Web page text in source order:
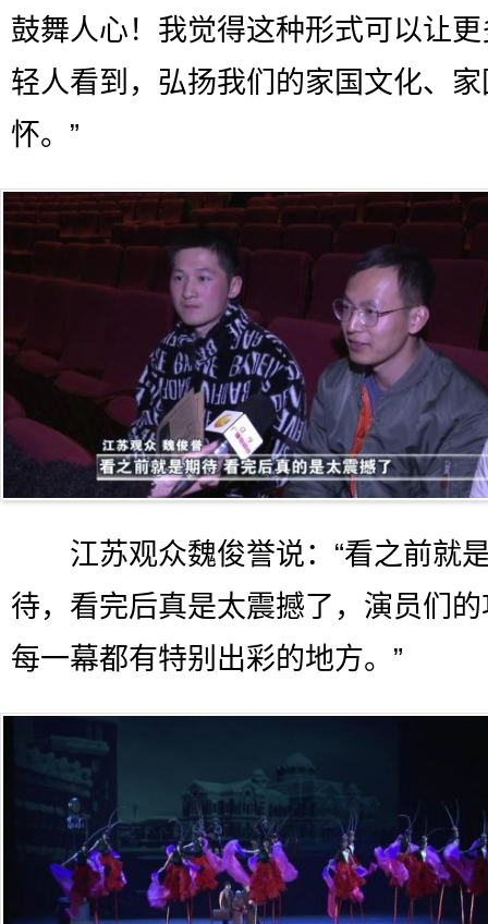
鼓舞人心！我觉得这种形式可以让
轻人看到，弘扬我们的家国文化、
怀。”
江苏观众魏俊誉说：“看之前就
待，看完后真是太震撼了，演员们
每一幕都有特别出彩的地方。”